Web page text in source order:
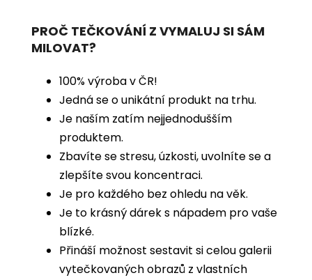
PROČ TEČKOVÁNÍ Z VYMALUJ SI SÁM
MILOVAT?
100% výroba v ČR!
Jedná se o unikátní produkt na trhu.
Je naším zatím nejjednodušším
produktem.
Zbavíte se stresu, úzkosti, uvolníte se a
zlepšíte svou koncentraci.
Je pro každého bez ohledu na věk.
Je to krásný dárek s nápadem pro vaše
blízké.
Přináší možnost sestavit si celou galerii
vytečkovaných obrazů z vlastních